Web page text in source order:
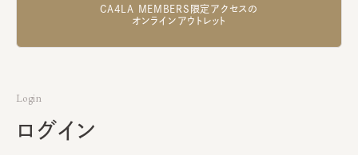
CA4LA MEMBERS限定アクセスの
オンラインアウトレット
Login
ログイン